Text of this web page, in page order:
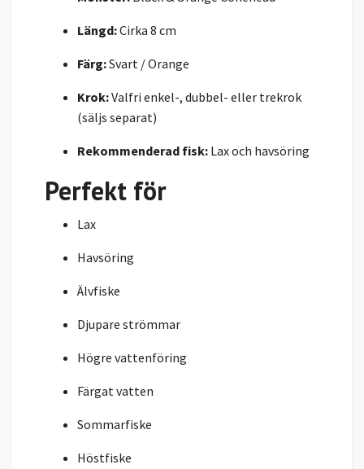
Längd:Cirka 8 cm
Färg:Svart / Orange
Krok:Valfri enkel-, dubbel- eller trekrok
(säljs separat)
Rekommenderad fisk: Lax och havsöring
Perfekt för
Lax
Havsöring
Älvfiske
Djupare strömmar
Högre vattenföring
Färgat vatten
Sommarfiske
Höstfiske